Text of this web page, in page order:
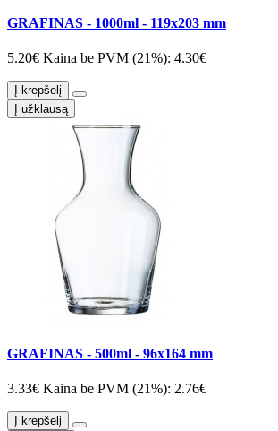
GRAFINAS - 1000ml - 119x203 mm
5.20€ Kaina be PVM (21%): 4.30€
Į krepšelį
Į užklausą
GRAFINAS - 500ml - 96x164 mm
3.33€ Kaina be PVM (21%): 2.76€
Į krepšelį